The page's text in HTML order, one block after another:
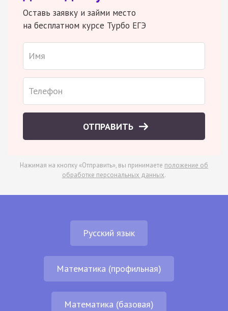
Оставь заявку и займи место
на бесплатном курсе Турбо ЕГЭ
ОТПРАВИТЬ
Нажимая на кнопку «Отправить», вы принимаете положение об
обработке персональных данных.
Русский язык
Математика (профильная)
Математика (базовая)